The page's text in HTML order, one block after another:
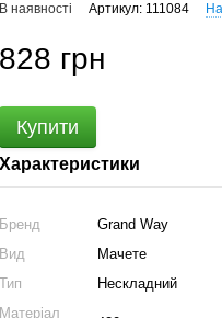
В наявності Артикул: 111084
828 грн
Купити
Характеристики
Бренд
Grand Way
Вид
Мачете
Тип
Нескладний
Матеріал